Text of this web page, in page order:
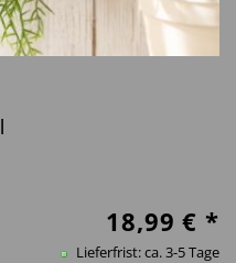
18,99 € *
Lieferfrist: ca. 3-5 Tage